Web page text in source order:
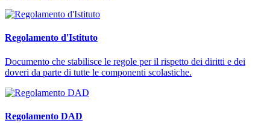
Regolamento d'Istituto
Documento che stabilisce le regole per il rispetto dei diritti e dei
doveri da parte di tutte le componenti scolastiche.
Regolamento DAD